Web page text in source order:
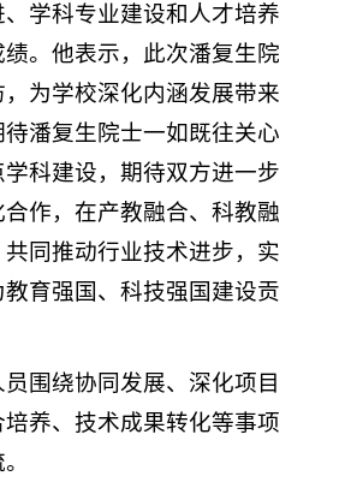
学科专业建设和人才培养
。他表示，此次潘复生院
为学校深化内涵发展带来
潘复生院士一如既往关心
科建设，期待双方进一步
作，在产教融合、科教融
同推动行业技术进步，实
育强国、科技强国建设贡
围绕协同发展、深化项目
养、技术成果转化等事项